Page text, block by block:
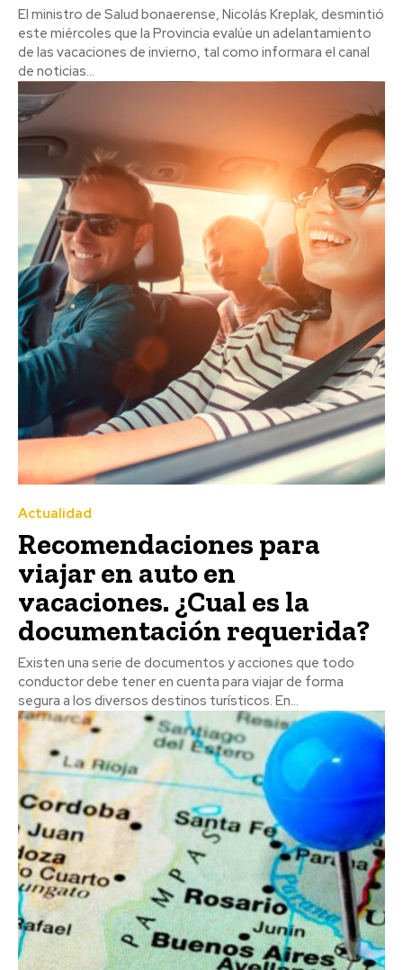
El ministro de Salud bonaerense, Nicolás Kreplak, desmintió
este miércoles que la Provincia evalúe un adelantamiento
de las vacaciones de invierno, tal como informara el canal
de noticias...
Actualidad
Recomendaciones para
viajar en auto en
vacaciones. ¿Cual es la
documentación requerida?
Existen una serie de documentos y acciones que todo
conductor debe tener en cuenta para viajar de forma
segura a los diversos destinos turísticos. En...